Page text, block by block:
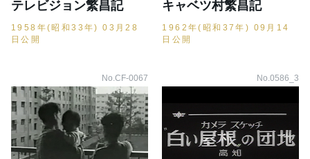
テレビジョン繁昌記
1958年(昭和33年) 03月28
日公開
キャベツ村繁昌記
1962年(昭和37年) 09月14
日公開
No.CF-0067 No.0586_3